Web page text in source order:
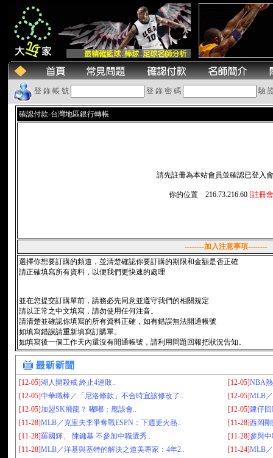
登 錄 帳 號 登 錄 密 碼 驗
確認付款-台灣地區銀行轉帳
請先註冊為本站會員並確認已登入
你的位置 216.73.216.60 [註冊
--------加入注意事項--------
選擇你想要訂購的頻道，並清楚確認你要訂購的期限和金額是否正確
請正確填寫所有資料，以便我們更快速的處理
並在您提交訂購單前，請務必先同意並遵守我們的相關規定
請以正常之中文填寫，請勿使用任何注音。
請清楚並確認你填寫的所有資料正確，如有錯誤無法開通帳號
如填寫錯誤請重新填寫訂購單。
如填寫後一個工作天內還沒有開通帳號，請利用問題回報把狀況告知。
[12-05]湖人開殺戒 終止4連敗.. [12-05]NBA
[12-05]中華職棒／「尼洛條款」不合時宜該修改了.. [12-05]MLB
[12-05]加盟SK飛龍？ 嘟嘟：應該會.. [12-05]建仔
[11-28]MLB／克里夫李爭奪戰ESPN：下週更火熱.. [11-28]西岡
[11-28]羅國輝、 陳鏞基 不參加中職選秀.. [11-28]參與
[11-28]MLB／洋基與基特的解決之道美專家：4年2.. [11-24]MLB